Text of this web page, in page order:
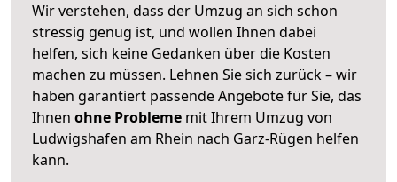
Wir verstehen, dass der Umzug an sich schon
stressig genug ist, und wollen Ihnen dabei
helfen, sich keine Gedanken über die Kosten
machen zu müssen. Lehnen Sie sich zurück – wir
haben garantiert passende Angebote für Sie, das
Ihnen ohne Probleme mit Ihrem Umzug von
Ludwigshafen am Rhein nach Garz-Rügen helfen
kann.